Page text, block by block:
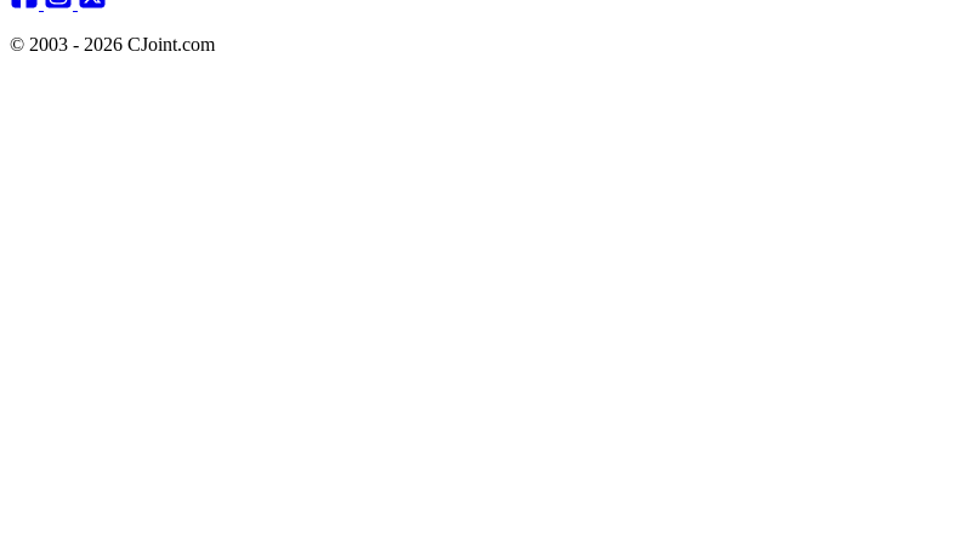
© 2003 - 2026 CJoint.com